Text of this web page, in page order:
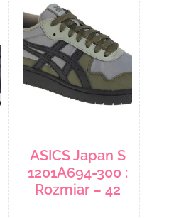
ASICS Japan S
1201A694-300 :
Rozmiar – 42